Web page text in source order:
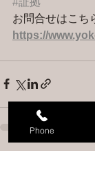
お問合せはこち
https://
Phone